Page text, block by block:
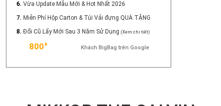
6. Vừa Update Mẫu Mới & Hot Nhất 2026
7. Miễn Phí Hộp Carton & Túi Vải đựng QUÀ TẶNG
8. Đổi Cũ Lấy Mới Sau 3 Năm Sử Dụng (Xem chi tiết)
800+ Khách BigBag trên Google